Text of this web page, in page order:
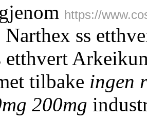
https://
Narthex ss
etthvert
tilbake ingen
200mg